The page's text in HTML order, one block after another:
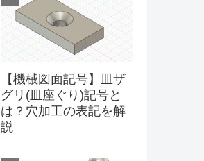
【機械図面記号】皿ザ
グリ(皿座ぐり)記号と
は？穴加工の表記を解
説